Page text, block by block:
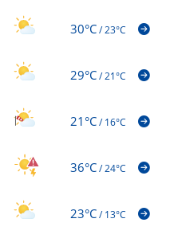
30°C/23°C
29°C/21°C
21°C/16°C
36°C/24°C
23°C/13°C